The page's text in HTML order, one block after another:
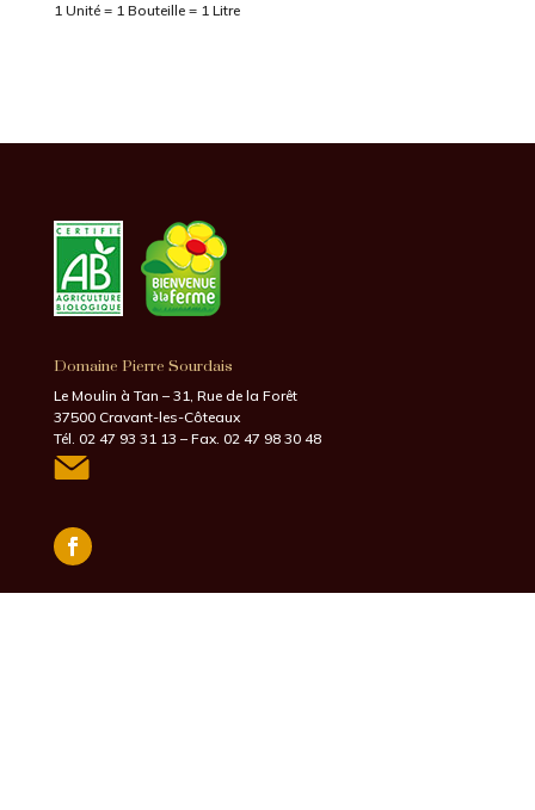
1 Unité = 1 Bouteille = 1 Litre
Domaine Pierre Sourdais
Le Moulin à Tan – 31, Rue de la Forêt
37500 Cravant-les-Côteaux
Tél. 02 47 93 31 13 – Fax. 02 47 98 30 48